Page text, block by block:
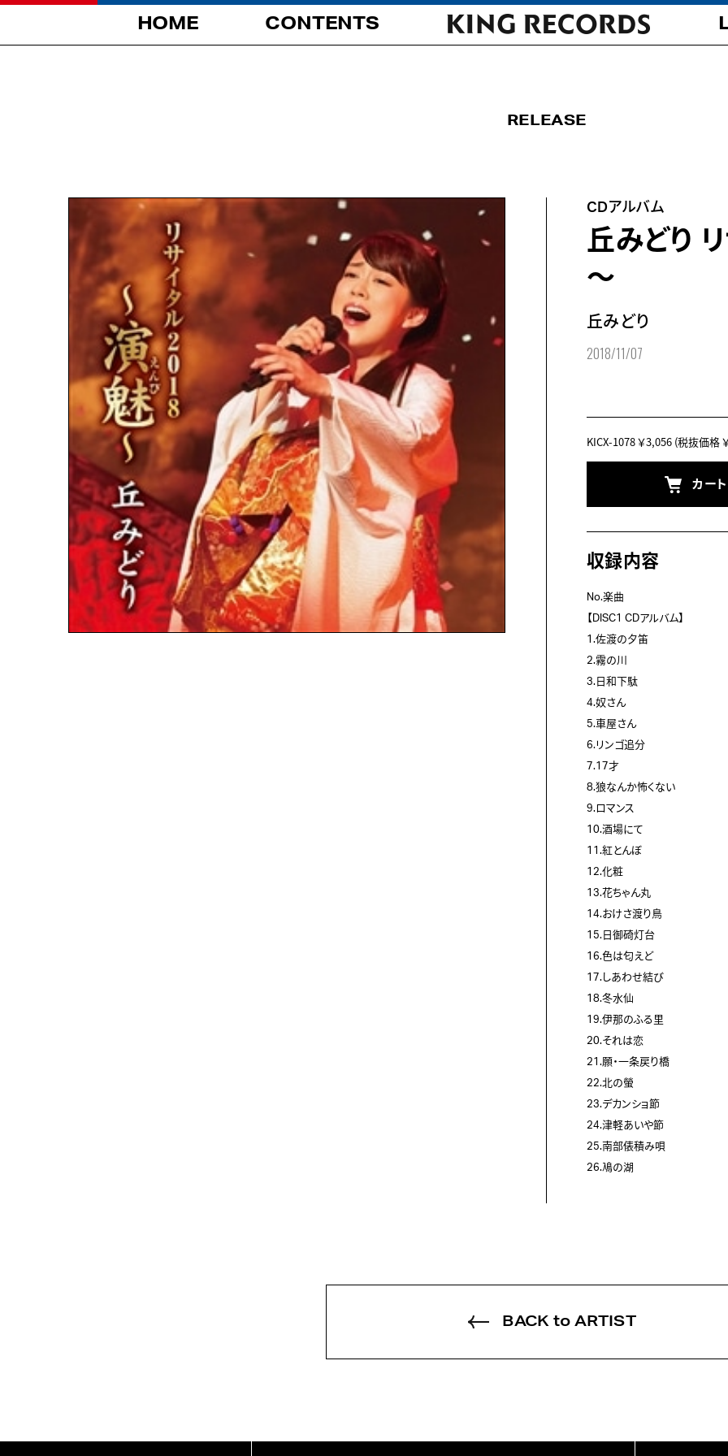
HOME CONTENTS
RELEASE
CDアルバム
丘みどり
～
丘みどり
2018/11/07
KICX-1078￥3,056 (税抜価格
カー
収録内容
No.楽曲
【DISC1 CDアルバム】
1.佐渡の夕笛
2.霧の川
3.日和下駄
4.奴さん
5.車屋さん
6.リンゴ追分
7.17才
8.狼なんか怖くない
9.ロマンス
10.酒場にて
11.紅とんぼ
12.化粧
13.花ちゃん丸
14.おけさ渡り鳥
15.日御碕灯台
16.色は匂えど
17.しあわせ結び
18.冬水仙
19.伊那のふる里
20.それは恋
21.願・一条戻り橋
22.北の螢
23.デカンショ節
24.津軽あいや節
25.南部俵積み唄
26.鳰の湖
BACK to ARTIST